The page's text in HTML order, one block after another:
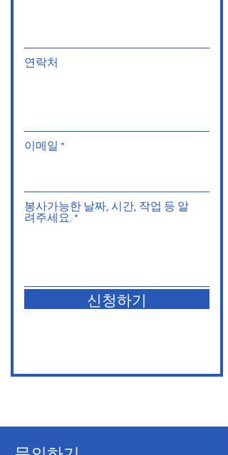
연락처
이메일
봉사가능한 날짜, 시간, 작업 등 알
려주세요.
신청하기